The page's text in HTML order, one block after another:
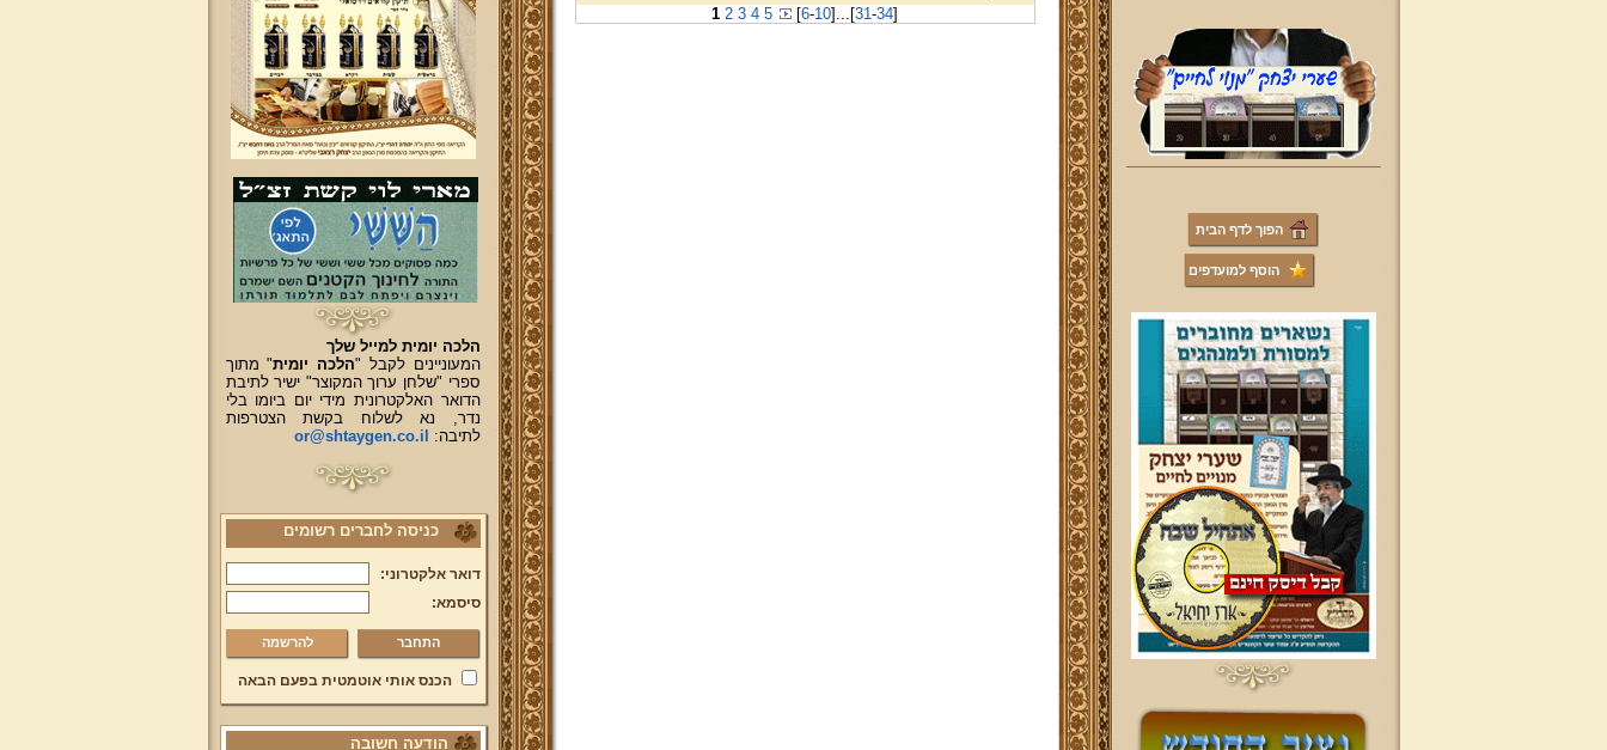
הפוך לדף הבית
הוסף למועדפים
1 2 3 4 5 [6-10] ... [31-34]
הלכה יומית למייל שלך
המעוניינים לקבל "הלכה יומית" מתוך
ספרי "שלחן ערוך המקוצר" ישיר לתיבת
הדואר האלקטרונית מידי יום ביומו בלי
נדר, נא לשלוח בקשת הצטרפות
לתיבה:
or@shtaygen.co.il
כניסה לחברים רשומים
דואר אלקטרוני:
סיסמא:
להרשמה
הכנס אותי אוטמטית בפעם הבאה
הודעה חשובה